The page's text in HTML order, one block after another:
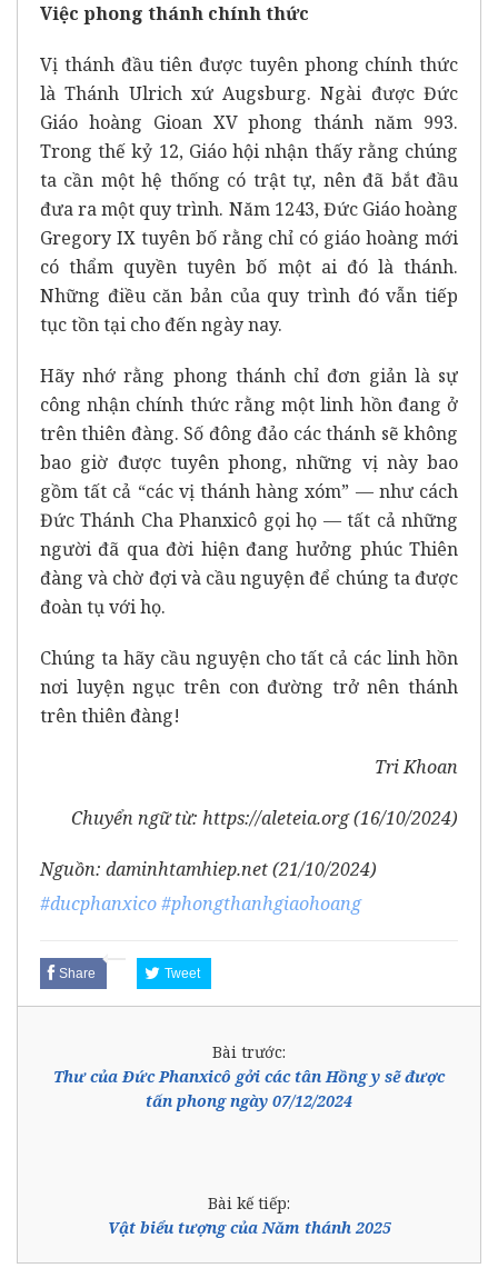
Việc phong thánh chính thức
Vị thánh đầu tiên được tuyên phong chính thức
là Thánh Ulrich xứ Augsburg. Ngài được Đức
Giáo hoàng Gioan XV phong thánh năm 993.
Trong thế kỷ 12, Giáo hội nhận thấy rằng chúng
ta cần một hệ thống có trật tự, nên đã bắt đầu
đưa ra một quy trình. Năm 1243, Đức Giáo hoàng
Gregory IX tuyên bố rằng chỉ có giáo hoàng mới
có thẩm quyền tuyên bố một ai đó là thánh.
Những điều căn bản của quy trình đó vẫn tiếp
tục tồn tại cho đến ngày nay.
Hãy nhớ rằng phong thánh chỉ đơn giản là sự
công nhận chính thức rằng một linh hồn đang ở
trên thiên đàng. Số đông đảo các thánh sẽ không
bao giờ được tuyên phong, những vị này bao
gồm tất cả “các vị thánh hàng xóm” — như cách
Đức Thánh Cha Phanxicô gọi họ — tất cả những
người đã qua đời hiện đang hưởng phúc Thiên
đàng và chờ đợi và cầu nguyện để chúng ta được
đoàn tụ với họ.
Chúng ta hãy cầu nguyện cho tất cả các linh hồn
nơi luyện ngục trên con đường trở nên thánh
trên thiên đàng!
Tri Khoan
Chuyển ngữ từ: https://aleteia.org (16/10/2024)
Nguồn: daminhtamhiep.net (21/10/2024)
#ducphanxico#phongthanhgiaohoang
Share Tweet
Bài trước:
Thư của Đức Phanxicô gởi các tân Hồng y sẽ được
tấn phong ngày 07/12/2024
Bài kế tiếp:
Vật biểu tượng của Năm thánh 2025